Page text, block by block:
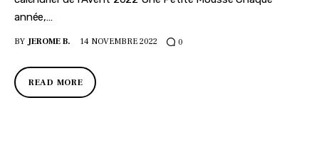
année,…
BY JEROME B. 14 NOVEMBRE 2022 0
READ MORE